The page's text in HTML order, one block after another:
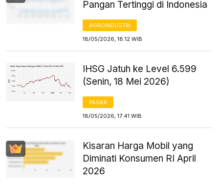
Pangan Tertinggi di Indonesia
AGROINDUSTRI
18/05/2026, 18:12 WIB
IHSG Jatuh ke Level 6.599
(Senin, 18 Mei 2026)
PASAR
18/05/2026, 17:41 WIB
Kisaran Harga Mobil yang
Diminati Konsumen RI April
2026